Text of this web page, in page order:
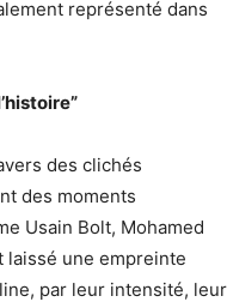
représenté dans
des clichés
des moments
Usain Bolt, Mohamed
laissé une empreinte
par leur intensité, leur